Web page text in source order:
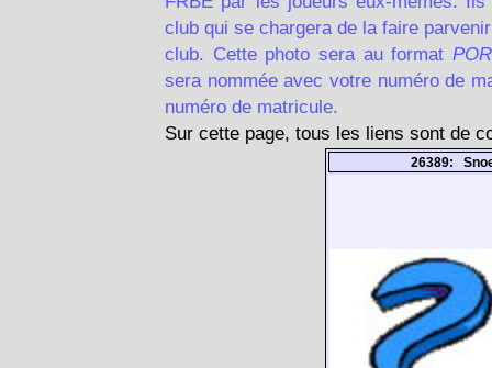
club qui se chargera de la faire
club. Cette photo sera au format
sera nommée avec votre numéro de
numéro de matricule.
Sur cette page, tous les liens sont de
26389: